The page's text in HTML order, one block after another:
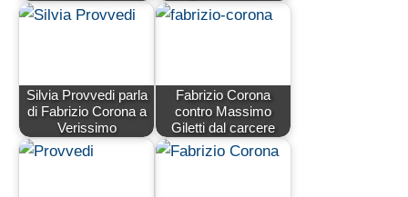
Silvia Provvedi parla
di Fabrizio Corona a
Verissimo
Fabrizio Corona
contro Massimo
Giletti dal carcere